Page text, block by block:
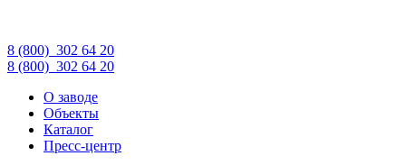
8 (800) 302 64 20
8 (800) 302 64 20
О заводе
Объекты
Каталог
Пресс-центр